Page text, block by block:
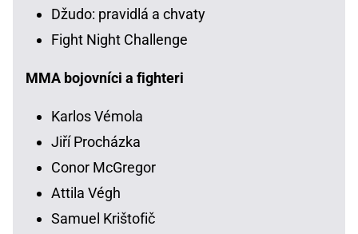
Džudo: pravidlá a chvaty
Fight Night Challenge
MMA bojovníci a fighteri
Karlos Vémola
Jiří Procházka
Conor McGregor
Attila Végh
Samuel Krištofič